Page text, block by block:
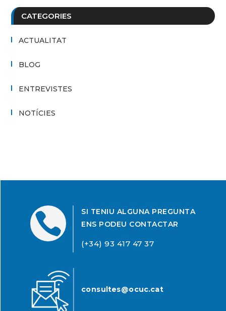
CATEGORIES
ACTUALITAT
BLOG
ENTREVISTES
NOTÍCIES

SI TENIU ALGUNA PREGUNTA
ENS PODEU CONTACTAR
(+34) 93 417 47 37
consultes@ocuc.cat